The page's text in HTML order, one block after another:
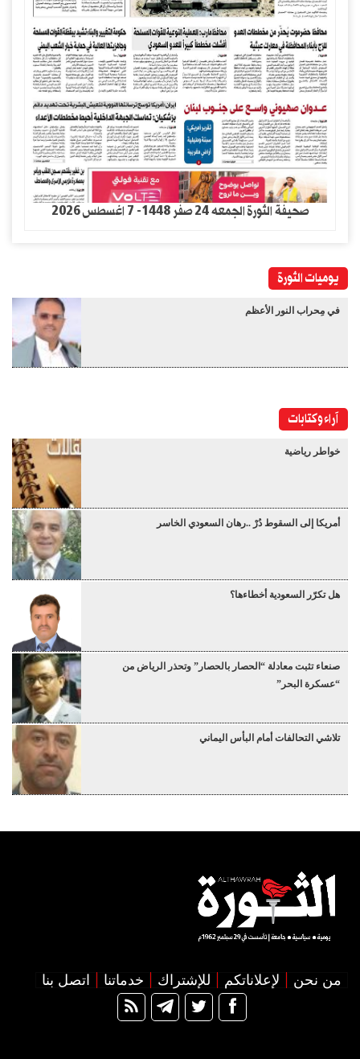
صحيفة الثورة الجمعه 24 صفر 1448- 7 اغسطس 2026
يوميات الثورة
في مِحراب النور الأعظم
آراء وكتابات
خواطر رياضية
أمريكا إلى السقوط دُرْ ..رهان السعودي الخاسر
هل تكرّر السعودية أخطاءها؟
صنعاء تثبت معادلة “الحصار بالحصار” وتحذر الرياض من
“عسكرة البحر”
تلاشي التحالفات أمام البأس اليماني
من نحن لإعلاناتكم للإشتراك خدماتنا اتصل بنا